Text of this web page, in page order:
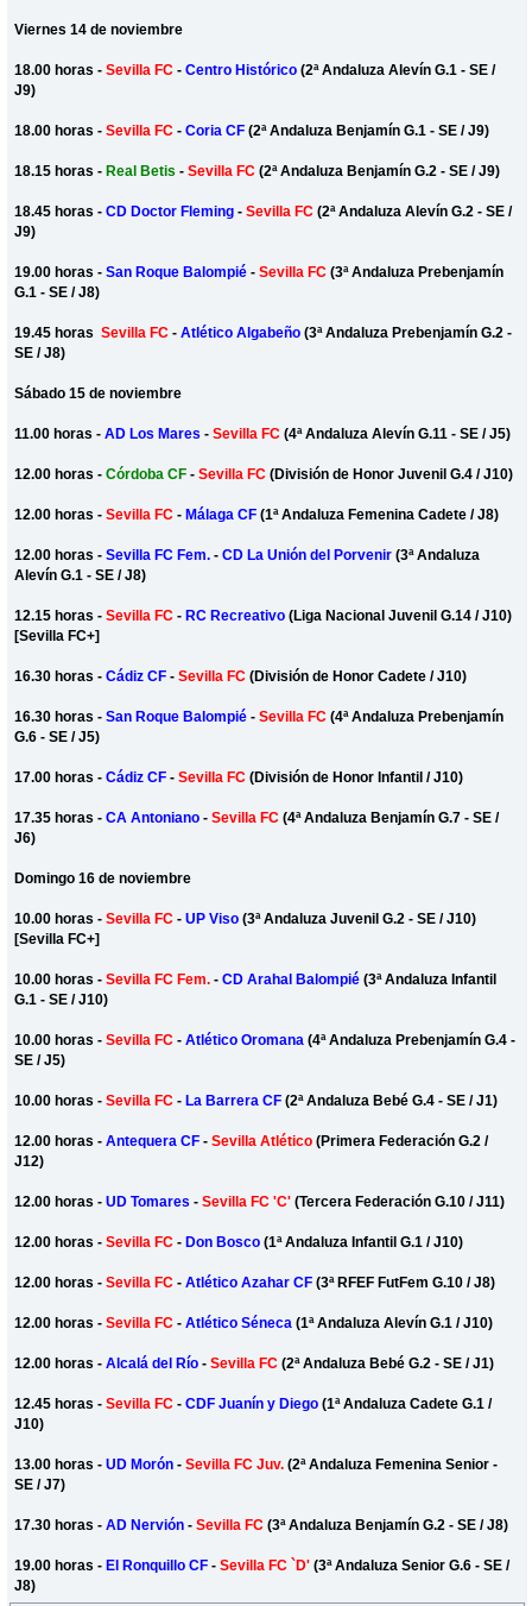
Viernes 14 de noviembre
18.00 horas -Sevilla FC-Centro Histórico (2ª Andaluza Alevín G.1 - SE /
J9)
18.00 horas -Sevilla FC -Coria CF (2ª Andaluza Benjamín G.1 - SE / J9)
18.15 horas - Real Betis-Sevilla FC(2ª Andaluza Benjamín G.2 - SE / J9)
18.45 horas -CD Doctor Fleming - Sevilla FC(2ª Andaluza Alevín G.2 - SE /
J9)
19.00 horas -San Roque Balompié -Sevilla FC (3ª Andaluza Prebenjamín
G.1 - SE / J8)
19.45 horasSevilla FC-Atlético Algabeño(3ª Andaluza Prebenjamín G.2 -
SE / J8)
Sábado 15 de noviembre
11.00 horas -AD Los Mares - Sevilla FC (4ª Andaluza Alevín G.11 - SE / J5)
12.00 horas -Córdoba CF-Sevilla FC (División de Honor Juvenil G.4 / J10)
12.00 horas -Sevilla FC- Málaga CF(1ª Andaluza Femenina Cadete / J8)
12.00 horas -Sevilla FC Fem. -CD La Unión del Porvenir(3ª Andaluza
Alevín G.1 - SE / J8)
12.15 horas - Sevilla FC - RC Recreativo(Liga Nacional Juvenil G.14 / J10)
[Sevilla FC+]
16.30 horas -Cádiz CF- Sevilla FC (División de Honor Cadete / J10)
16.30 horas -San Roque Balompié -Sevilla FC(4ª Andaluza Prebenjamín
G.6 - SE / J5)
17.00 horas -Cádiz CF -Sevilla FC(División de Honor Infantil / J10)
17.35 horas -CA Antoniano - Sevilla FC (4ª Andaluza Benjamín G.7 - SE /
J6)
Domingo 16 de noviembre
10.00 horas -Sevilla FC-UP Viso(3ª Andaluza Juvenil G.2 - SE / J10)
[Sevilla FC+]
10.00 horas -Sevilla FC Fem. -CD Arahal Balompié (3ª Andaluza Infantil
G.1 - SE / J10)
10.00 horas -Sevilla FC -Atlético Oromana(4ª Andaluza Prebenjamín G.4 -
SE / J5)
10.00 horas -Sevilla FC- La Barrera CF(2ª Andaluza Bebé G.4 - SE / J1)
12.00 horas -Antequera CF-Sevilla Atlético (Primera Federación G.2 /
J12)
12.00 horas -UD Tomares-Sevilla FC 'C' (Tercera Federación G.10 / J11)
12.00 horas -Sevilla FC - Don Bosco(1ª Andaluza Infantil G.1 / J10)
12.00 horas - Sevilla FC-Atlético Azahar CF(3ª RFEF FutFem G.10 / J8)
12.00 horas -Sevilla FC- Atlético Séneca (1ª Andaluza Alevín G.1 / J10)
12.00 horas -Alcalá del Río-Sevilla FC(2ª Andaluza Bebé G.2 - SE / J1)
12.45 horas -Sevilla FC-CDF Juanín y Diego(1ª Andaluza Cadete G.1 /
J10)
13.00 horas -UD Morón -Sevilla FC Juv.(2ª Andaluza Femenina Senior -
SE / J7)
17.30 horas -AD Nervión -Sevilla FC (3ª Andaluza Benjamín G.2 - SE / J8)
19.00 horas - El Ronquillo CF -Sevilla FC `D'(3ª Andaluza Senior G.6 - SE /
J8)